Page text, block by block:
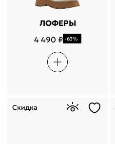
ЛОФЕРЫ
4 490 ₽ -63%
Скидка